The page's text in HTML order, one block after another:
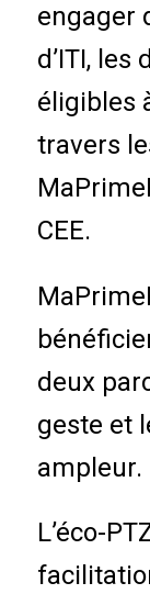
engager
d’ITI,
éligibles
travers
CEE.
deux
geste et
ampleur.
L’éco-